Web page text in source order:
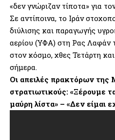
«δεν γνώριζαν τίποτα» για
Σε αντίποινα, το Ιράν
διύλισης και παραγωγής
αερίου (ΥΦΑ) στη Ρας Λαφάν
στον κόσμο, χθες Τετάρτη
σήμερα.
Οι απειλές πρακτόρων της
στρατιωτικούς: «Ξέρουμε
μαύρη λίστα» – «Δεν είμαι